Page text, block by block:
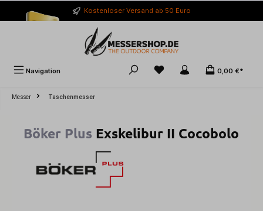
springen Kostenloser Versand ab 50 Euro
Navigation 0,00 €*
Messer Taschenmesser
Böker Plus Exskelibur II Cocobolo